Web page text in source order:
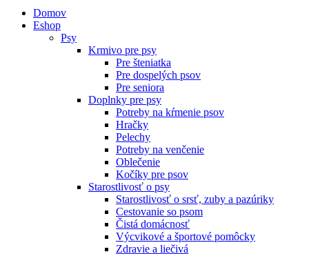
Domov
Eshop
Psy
Krmivo pre psy
Pre šteniatka
Pre dospelých psov
Pre seniora
Doplnky pre psy
Potreby na kŕmenie psov
Hračky
Pelechy
Potreby na venčenie
Oblečenie
Kočíky pre psov
Starostlivosť o psy
Starostlivosť o srsť, zuby a pazúriky
Cestovanie so psom
Čistá domácnosť
Výcvikové a športové pomôcky
Zdravie a liečivá